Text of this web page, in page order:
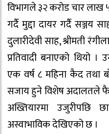
विभागले ३२ करोड चार लाख
गर्दै मुद्दा दायर गर्दै सञ्जय
दुलारीदेवी साह, श्रीमती
प्रतिवादी बनाएको थियो
एक वर्ष ८ महिना कैद तथा
सजाय हुने विशेष अदालतले
अख्तियारमा उजुरीपछि
अस्वाभाविक देखिएको छ ।